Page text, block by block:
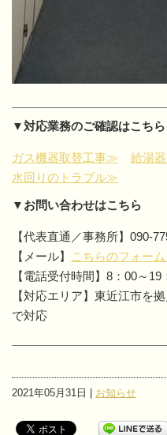
▼対応業務のご確認はこちら
ガス機器取替工事≫ 給湯
水回りのトラブル≫
▼お問い合わせはこちら
【代表直通／事務所】090-
【メール】
こちらのフォー
【電話受付時間】8：00～19
【対応エリア】東近江市を
で対応
2021年05月31日 | お知らせ